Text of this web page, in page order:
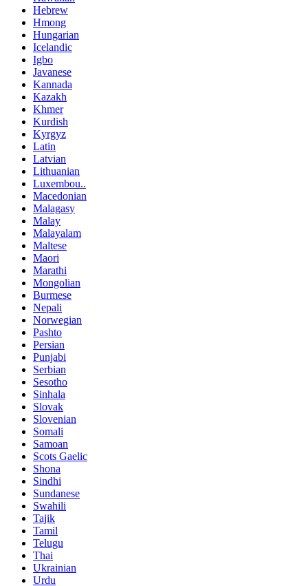
Hebrew
Hmong
Hungarian
Icelandic
Igbo
Javanese
Kannada
Kazakh
Khmer
Kurdish
Kyrgyz
Latin
Latvian
Lithuanian
Luxembou..
Macedonian
Malagasy
Malay
Malayalam
Maltese
Maori
Marathi
Mongolian
Burmese
Nepali
Norwegian
Pashto
Persian
Punjabi
Serbian
Sesotho
Sinhala
Slovak
Slovenian
Somali
Samoan
Scots Gaelic
Shona
Sindhi
Sundanese
Swahili
Tajik
Tamil
Telugu
Thai
Ukrainian
Urdu